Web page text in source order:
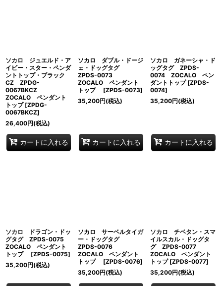
ソカロ ジュエルド・ア
イビー・スター・ペンダ
ントトップ・ブラック
CZ ZPDG-
0067BKCZ
ZOCALO ペンダント
トップ [ZPDG-
0067BKCZ]
26,400円(税込)
カートに入れる
ソカロ ダブル・ドージ
ェ・ドッグタグ
ZPDS-0073
ZOCALO ペンダント
トップ
[ZPDS-0073]
35,200円(税込)
カートに入れる
ソカロ ガネーシャ・ド
ッグタグ ZPDS-
0074 ZOCALO ペン
ダントトップ [ZPDS-
0074]
35,200円(税込)
カートに入れる
ソカロ ドラゴン・ドッ
グタグ ZPDS-0075
ZOCALO ペンダント
トップ
[ZPDS-0075]
35,200円(税込)
ソカロ サーベルタイガ
ー・ドッグタグ
ZPDS-0076
ZOCALO ペンダント
トップ
[ZPDS-0076]
35,200円(税込)
ソカロ チベタン・スマ
イルスカル・ドッグタ
グ ZPDS-0077
ZOCALO ペンダント
トップ [ZPDS-0077]
35,200円(税込)